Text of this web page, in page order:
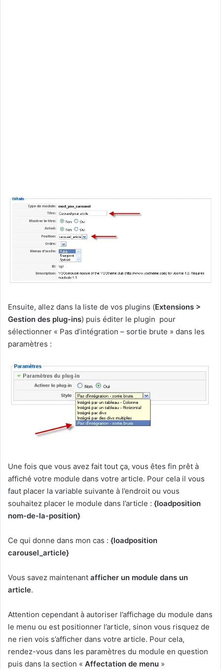
Ensuite, allez dans la liste de vos plugins (Extensions >
Gestion des plug-ins) puis éditer le plugin pour
sélectionner « Pas d’intégration – sortie brute » dans les
paramètres :
Une fois que vous avez fait tout ça, vous êtes fin prêt à
affiché votre module dans votre article. Pour cela il vous
faut placer la variable suivante à l’endroit ou vous
souhaitez placer le module dans l’article : {loadposition
nom-de-la-position}
Ce qui donne dans mon cas : {loadposition
carousel_article}
Vous savez maintenant afficher un module dans un
article.
Attention cependant à autoriser l’affichage du module dans
le menu ou est positionner l’article, sinon vous risquez de
ne rien vois s’afficher dans votre article. Pour cela,
rendez-vous dans les paramètres du module en question
puis dans la section « Affectation de menu »